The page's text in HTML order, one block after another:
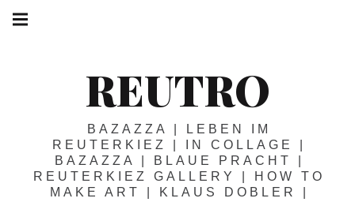
Springe
zum
REUTRO
BAZAZZA | LEBEN IM
REUTERKIEZ | IN COLLAGE |
BAZAZZA | BLAUE PRACHT |
REUTERKIEZ GALLERY | HOW TO
MAKE ART | KLAUS DOBLER |